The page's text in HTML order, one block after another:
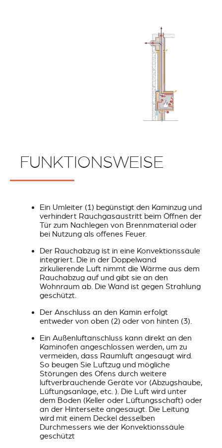
FUNKTIONSWEISE
Ein Umleiter (1) begünstigt den Kaminzug und
verhindert Rauchgasaustritt beim Öffnen der
Tür zum Nachlegen von Brennmaterial oder
bei Nutzung als offenes Feuer.
Der Rauchabzug ist in eine Konvektionssäule
integriert. Die in der Doppelwand
zirkulierende Luft nimmt die Wärme aus dem
Rauchabzug auf und gibt sie an den
Wohnraum ab. Die Wand ist gegen Strahlung
geschützt.
Der Anschluss an den Kamin erfolgt
entweder von oben (2) oder von hinten (3).
Ein Außenluftanschluss kann direkt an den
Kaminofen angeschlossen werden, um zu
vermeiden, dass Raumluft angesaugt wird.
So beugen Sie Luftzug und mögliche
Störungen des Ofens durch weitere
luftverbrauchende Geräte vor (Abzugshaube,
Lüftungsanlage, etc. ). Die Luft wird unter
dem Boden (Keller oder Lüftungsschaft) oder
an der Hinterseite angesaugt. Die Leitung
wird mit einem Deckel desselben
Durchmessers wie der Konvektionssäule
geschützt